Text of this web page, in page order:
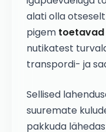
alati olla
pigem toetavad
nutikatest
transpordi- ja
Sellised
suuremate
pakkuda